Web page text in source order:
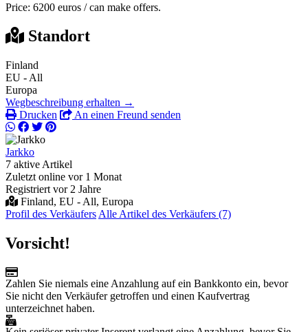
Price: 6200 euros / can make offers.
Standort
Finland
EU - All
Europa
Wegbeschreibung erhalten →
Drucken
An einen Freund senden
Jarkko
7 aktive Artikel
Zuletzt online vor 1 Monat
Registriert vor 2 Jahre
Finland, EU - All, Europa
Profil des Verkäufers Alle Artikel des Verkäufers (7)
Vorsicht!
Zahlen Sie niemals eine Anzahlung auf ein Bankkonto ein, bevor
Sie nicht den Verkäufer getroffen und einen Kaufvertrag
unterzeichnet haben.